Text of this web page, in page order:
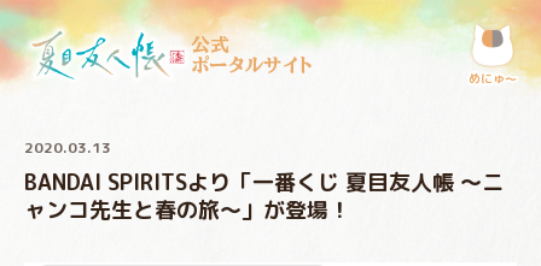
公式
ポータルサイト
めにゅ〜
2020.03.13
BANDAI SPIRITSより「一番くじ 夏目友人帳 ～ニ
ャンコ先生と春の旅～」が登場！